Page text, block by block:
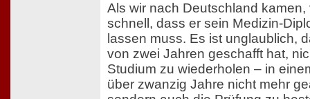
Als wir nach Deutschland
schnell, dass er sein Medizin-
lassen muss. Es ist unglaublich,
von zwei Jahren geschafft hat,
Studium zu wiederholen – in
über zwanzig Jahre nicht mehr